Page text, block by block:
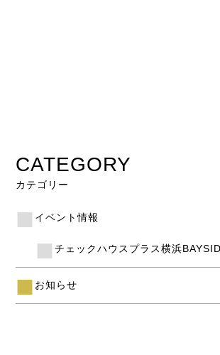
CATEGORY
カテゴリー
イベント情報
チェックハウスプラス横浜
お知らせ